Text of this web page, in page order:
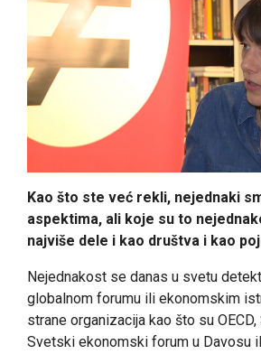
Kao što ste već rekli, nejednaki
aspektima, ali koje su to
najviše dele i kao društva i kao
Nejednakost se danas u svetu
globalnom forumu ili ekonomskim
strane organizacija kao što su
Svetski ekonomski forum u Davosu